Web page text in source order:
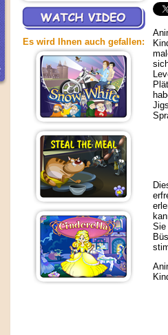
Es wird Ihnen auch gefallen: